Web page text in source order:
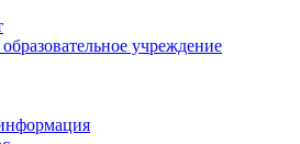
учреждение